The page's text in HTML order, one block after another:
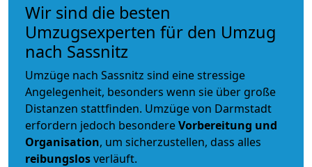
Wir sind die besten
Umzugsexperten für den Umzug
nach Sassnitz
Umzüge nach Sassnitz sind eine stressige
Angelegenheit, besonders wenn sie über große
Distanzen stattfinden. Umzüge von Darmstadt
erfordern jedoch besondereVorbereitung und
Organisation, um sicherzustellen, dass alles
reibungslosverläuft.